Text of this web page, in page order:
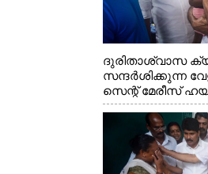
ദുരിതാശ്വാസ
സന്ദർശിക്കുന്ന
സെന്റ് മേരീസ്
സ്കൂളിലെ
ജനറൽ
വേണുഗോപാൽ
എടുത്ത്
എക്സൈസ് വകുപ്പ്